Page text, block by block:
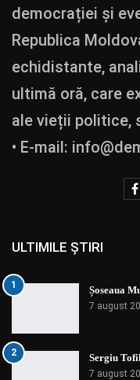
democrației și
Republica
echidistante,
ultimă oră, care
ale vieții politice,
• E-mail:
ULTIMILE ȘTIRI
1 Șoseaua
7 august
2 Sergiu
7 august